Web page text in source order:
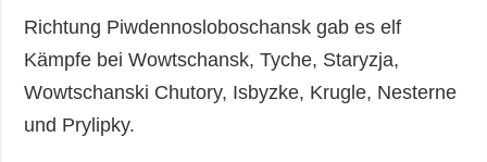
Richtung Piwdennosloboschansk gab es elf
Kämpfe bei Wowtschansk, Tyche, Staryzja,
Wowtschanski Chutory, Isbyzke, Krugle, Nesterne
und Prylipky.